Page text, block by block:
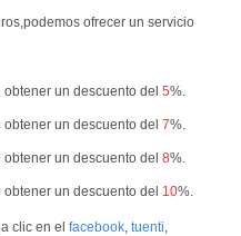
ofrecer un servicio
un descuento del 5%.
un descuento del 7%.
un descuento del 8%.
un descuento del 10%.
clic en el facebook, tuenti,